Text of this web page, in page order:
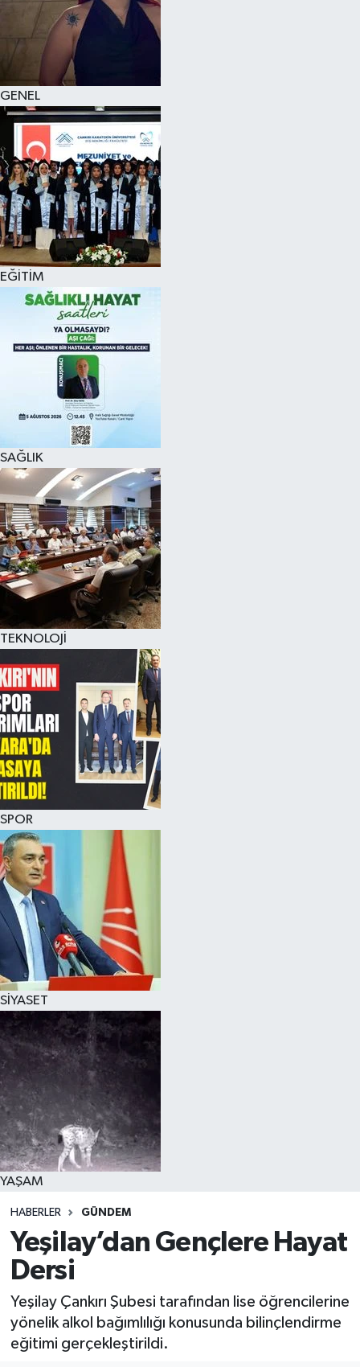
GENEL
EĞİTİM
SAĞLIK
TEKNOLOJİ
SPOR
SİYASET
YAŞAM
HABERLER GÜNDEM
Yeşilay’dan Gençlere Hayat
Dersi
Yeşilay Çankırı Şubesi tarafından lise öğrencilerine
yönelik alkol bağımlılığı konusunda bilinçlendirme
eğitimi gerçekleştirildi.
KÜLTÜR SANAT
MAGAZİN
SAĞLIK
SİYASET
SPOR
TEKNOLOJİ
VİZYONDAKİLER
YAŞAM